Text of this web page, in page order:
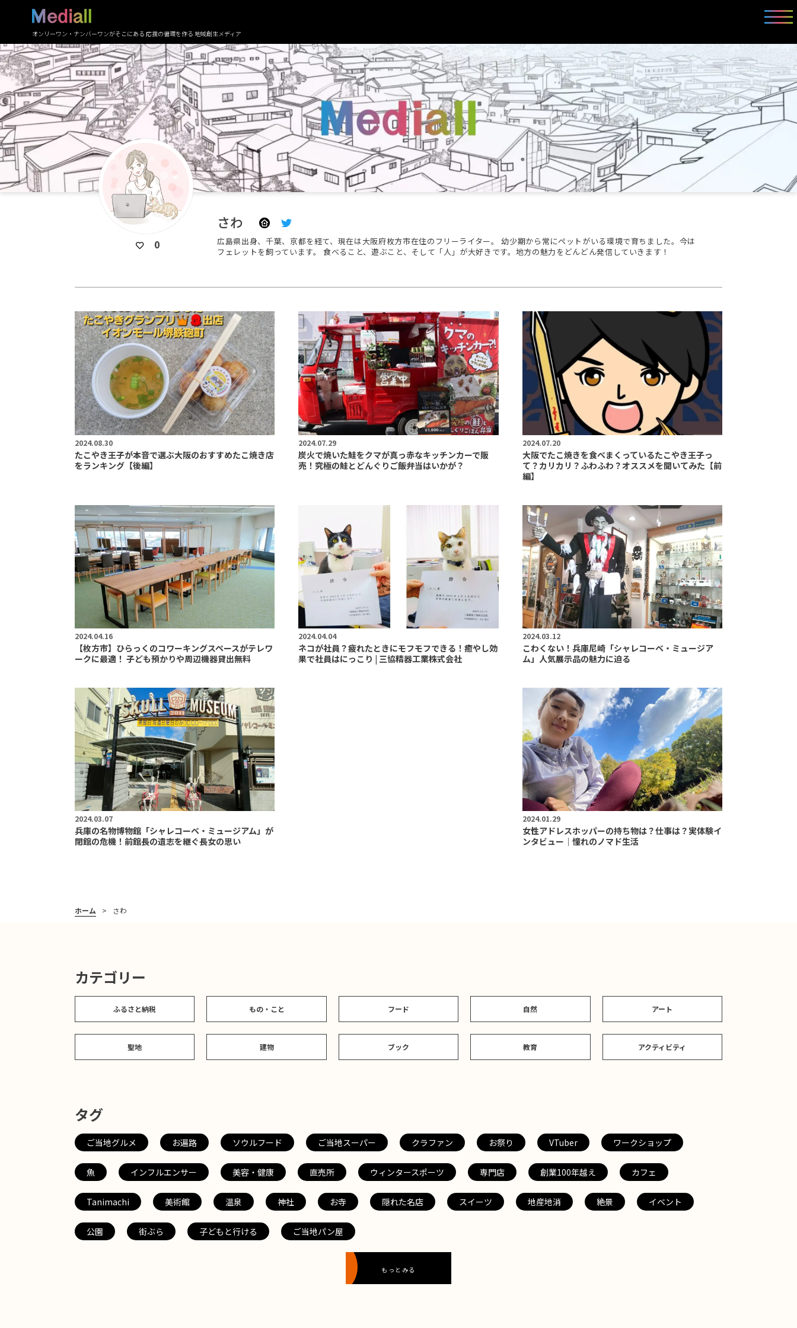
オンリーワン・ナンバーワンがそこにある 応援の循環を作る 地域創生メディア
0
さわ
広島県出身、千葉、京都を経て、現在は大阪府枚方市在住のフリーライター。 幼少期から常にペットがいる環境で育ちました。今は
フェレットを飼っています。 食べること、遊ぶこと、そして「人」が大好きです。地方の魅力をどんどん発信していきます！
2024.08.30
たこやき王子が本音で選ぶ大阪のおすすめたこ焼き店
をランキング【後編】
2024.07.29
炭火で焼いた鮭をクマが真っ赤なキッチンカーで販
売！究極の鮭とどんぐりご飯弁当はいかが？
2024.07.20
大阪でたこ焼きを食べまくっているたこやき王子っ
て？カリカリ？ふわふわ？オススメを聞いてみた【前
編】
2024.04.16
【枚方市】ひらっくのコワーキングスペースがテレワ
ークに最適！ 子ども預かりや周辺機器貸出無料
2024.04.04
ネコが社員？疲れたときにモフモフできる！癒やし効
果で社員はにっこり | 三協精器工業株式会社
2024.03.12
こわくない！兵庫尼崎「シャレコーベ・ミュージア
ム」人気展示品の魅力に迫る
2024.03.07
兵庫の名物博物館「シャレコーベ・ミュージアム」が
閉館の危機！前館長の遺志を継ぐ長女の思い
2024.01.29
女性アドレスホッパーの持ち物は？仕事は？実体験イ
ンタビュー｜憧れのノマド生活
ホーム さわ
カテゴリー
ふるさと納税 もの・こと フード 自然 アート
聖地 建物 ブック 教育 アクティビティ
タグ
ご当地グルメ お遍路 ソウルフード ご当地スーパー クラファン お祭り VTuber ワークショップ
魚 インフルエンサー 美容・健康 直売所 ウィンタースポーツ 専門店 創業100年越え カフェ
Tanimachi 美術館 温泉 神社 お寺 隠れた名店 スイーツ 地産地消 絶景 イベント
公園 街ぶら 子どもと行ける ご当地パン屋
もっとみる